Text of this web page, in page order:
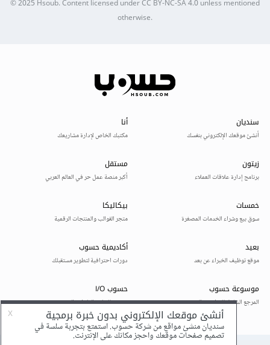
© 2025Hsoub.Content licensed underCC BY-NC-SA 4.0unless mentioned
otherwise.